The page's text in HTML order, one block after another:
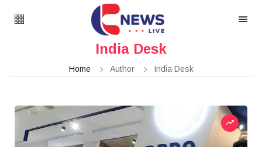
India Desk
Home Author India Desk